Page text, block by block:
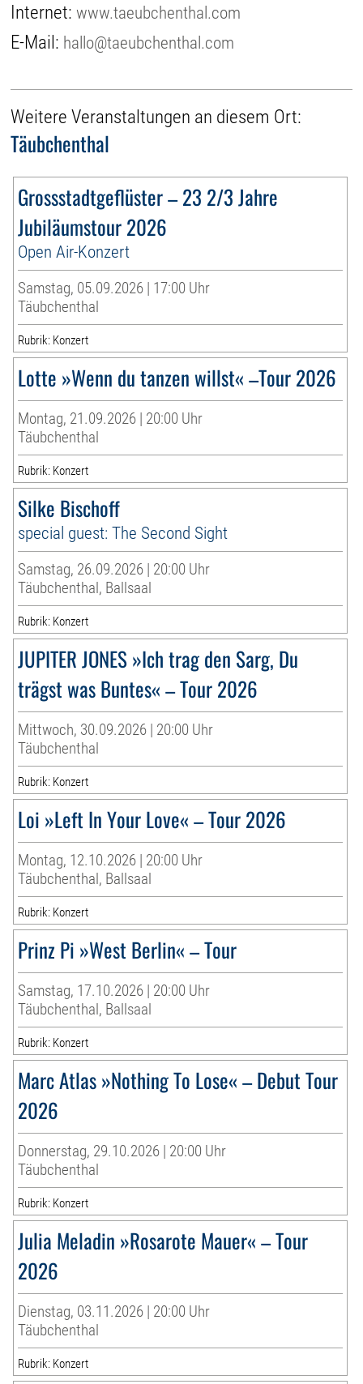
Internet:www.taeubchenthal.com
E-Mail: hallo@taeubchenthal.com
Weitere Veranstaltungen an diesem Ort:
Täubchenthal
Grossstadtgeflüster – 23 2/3 Jahre
Jubiläumstour 2026
Open Air-Konzert
Samstag, 05.09.2026 | 17:00 Uhr
Täubchenthal
Rubrik: Konzert
Lotte »Wenn du tanzen willst« –Tour 2026
Montag, 21.09.2026 | 20:00 Uhr
Täubchenthal
Rubrik: Konzert
Silke Bischoff
special guest: The Second Sight
Samstag, 26.09.2026 | 20:00 Uhr
Täubchenthal, Ballsaal
Rubrik: Konzert
JUPITER JONES »Ich trag den Sarg, Du
trägst was Buntes« – Tour 2026
Mittwoch, 30.09.2026 | 20:00 Uhr
Täubchenthal
Rubrik: Konzert
Loi »Left In Your Love« – Tour 2026
Montag, 12.10.2026 | 20:00 Uhr
Täubchenthal, Ballsaal
Rubrik: Konzert
Prinz Pi »West Berlin« – Tour
Samstag, 17.10.2026 | 20:00 Uhr
Täubchenthal, Ballsaal
Rubrik: Konzert
Marc Atlas »Nothing To Lose« – Debut Tour
2026
Donnerstag, 29.10.2026 | 20:00 Uhr
Täubchenthal
Rubrik: Konzert
Julia Meladin »Rosarote Mauer« – Tour
2026
Dienstag, 03.11.2026 | 20:00 Uhr
Täubchenthal
Rubrik: Konzert